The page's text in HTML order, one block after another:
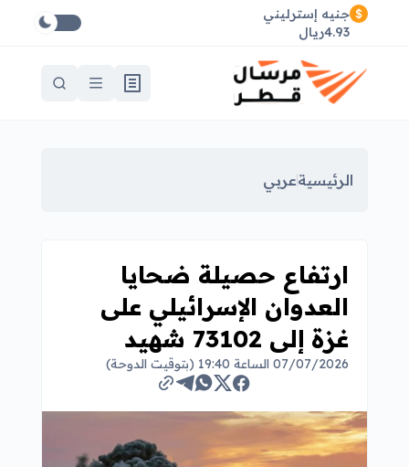
جنيه إسترليني
4.93ريال
الرئيسيةعربي
ارتفاع حصيلة ضحايا
العدوان الإسرائيلي على
غزة إلى 73102 شهيد
07/07/2026 الساعة 19:40 (بتوقيت الدوحة)